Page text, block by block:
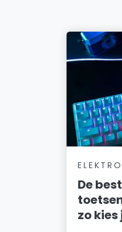
De
zo kies